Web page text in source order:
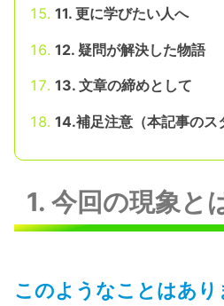
11. 更に学びたい人へ
12. 疑問が解決した物語
13. 文章の締めとして
14.補足注意（本記事のス
1. 今回の現象と
このようなことはあり